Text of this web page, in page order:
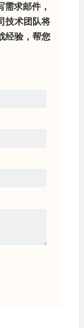
求邮件，
技术团队将
经验，帮您